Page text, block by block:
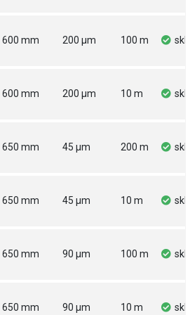
600 mm 200 µm 100 m
600 mm 200 µm 10 m
650 mm 45 µm 200 m
650 mm 45 µm 10 m
650 mm 90 µm 100 m
650 mm 90 µm 10 m